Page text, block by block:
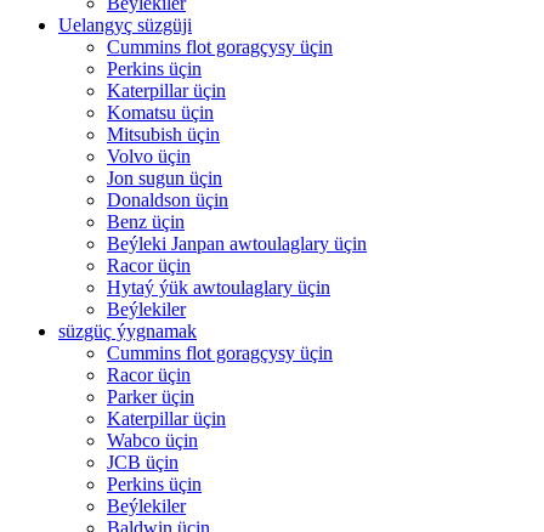
Uelangyç süzgüji
Cummins flot goragçysy üçin
Perkins üçin
Katerpillar üçin
Komatsu üçin
Mitsubish üçin
Volvo üçin
Jon sugun üçin
Donaldson üçin
Benz üçin
Beýleki Janpan awtoulaglary üçin
Racor üçin
Hytaý ýük awtoulaglary üçin
Beýlekiler
süzgüç ýygnamak
Cummins flot goragçysy üçin
Racor üçin
Parker üçin
Katerpillar üçin
Wabco üçin
JCB üçin
Perkins üçin
Beýlekiler
Baldwin üçin